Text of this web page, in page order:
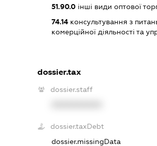
51.90.0інші види оптової
74.14консультування з
комерційної діяльності та
dossier.tax
dossier.staff
dossier.taxDebt
dossier.missingData